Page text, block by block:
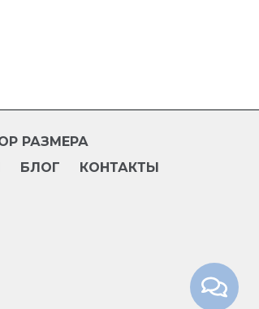
РАЗМЕРА
БЛОГ
КОНТАКТЫ